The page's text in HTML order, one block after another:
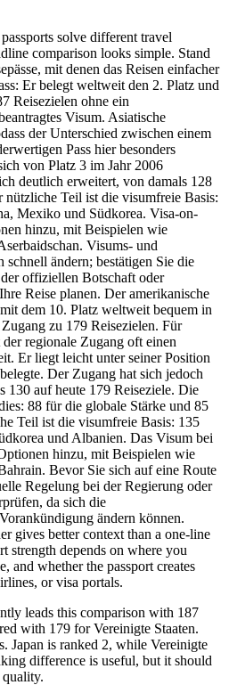
solve different travel
comparison looks simple. Stand
mit denen das Reisen einfacher
Er belegt weltweit den 2. Platz und
Reisezielen ohne ein
Visum. Asiatische
der Unterschied zwischen einem
Pass hier besonders
von Platz 3 im Jahr 2006
deutlich erweitert, von damals 128
nützliche Teil ist die visumfreie Basis:
Mexiko und Südkorea. Visa-on-
hinzu, mit Beispielen wie
Visums- und
ändern; bestätigen Sie die
offiziellen Botschaft oder
Reise planen. Der amerikanische
dem 10. Platz weltweit bequem in
zu 179 Reisezielen. Für
regionale Zugang oft einen
Er liegt leicht unter seiner Position
Der Zugang hat sich jedoch
130 auf heute 179 Reiseziele. Die
88 für die globale Stärke und 85
Teil ist die visumfreie Basis: 135
und Albanien. Das Visum bei
hinzu, mit Beispielen wie
Bevor Sie sich auf eine Route
Regelung bei der Regierung oder
da sich die
ändern können.
gives better context than a one-line
strength depends on where you
and whether the passport creates
or visa portals.
leads this comparison with 187
with 179 for Vereinigte Staaten.
Japan is ranked 2, while Vereinigte
difference is useful, but it should
quality.